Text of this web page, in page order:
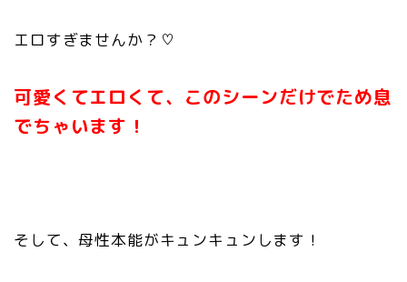
エロすぎませんか？♡
可愛くてエロくて、このシーンだけでため息
でちゃいます！
そして、母性本能がキュンキュンします！